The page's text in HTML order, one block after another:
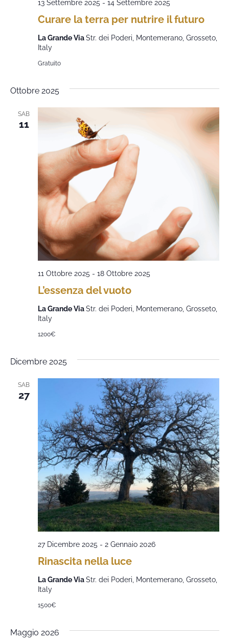
Curare la terra per nutrire il futuro
13 Settembre 2025 - 14 Settembre 2025
La Grande ViaStr. dei Poderi, Montemerano, Grosseto,
Italy
Gratuito
Ottobre 2025
SAB
11
L’essenza del vuoto
11 Ottobre 2025 - 18 Ottobre 2025
La Grande ViaStr. dei Poderi, Montemerano, Grosseto,
Italy
1200€
Dicembre 2025
SAB
27
Rinascita nella luce
27 Dicembre 2025 - 2 Gennaio 2026
La Grande ViaStr. dei Poderi, Montemerano, Grosseto,
Italy
1500€
Maggio 2026